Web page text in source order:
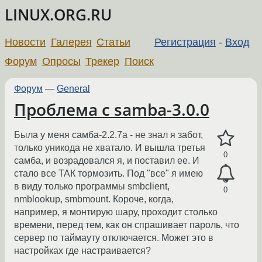
LINUX.ORG.RU
Регистрация - Вход
Новости Галерея Статьи
Форум Опросы Трекер Поиск
Форум — General
Проблема с samba-3.0.0
0
0
Была у меня самба-2.2.7a - не знал я забот,
только уникода не хватало. И вышла третья
самба, и возрадовался я, и поставил ее. И
стало все ТАК тормозить. Под "все" я имею
в виду только программы smbclient,
nmblookup, smbmount. Короче, когда,
например, я монтирую шару, проходит столько
времени, перед тем, как он спрашивает пароль, что
сервер по таймауту отключается. Может это в
настройках где настраивается?